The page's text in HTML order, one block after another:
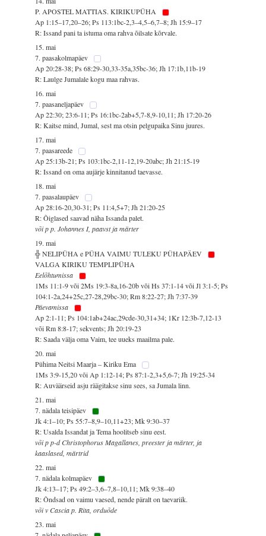
P. APOSTEL MATTIAS. KIRIKUPÜHA
Ap 1:15–17,20–26; Ps 113:1bc-2,3–4,5–6,7–8; Jh 15:9–17
R: Issand pani ta istuma oma rahva õilsate kõrvale.
15. mai
7. paasakolmapäev
Ap 20:28-38; Ps 68:29-30,33-35a,35bc-36; Jh 17:1b,11b-19
R: Laulge Jumalale kogu maa rahvas.
16. mai
7. paasaneljapäev
Ap 22:30; 23:6-11; Ps 16:1bc-2ab+5,7-8,9-10,11; Jh 17:20-26
R: Kaitse mind, Jumal, sest ma otsin pelgupaika Sinu juures.
17. mai
7. paasareede
Ap 25:13b-21; Ps 103:1bc-2,11-12,19-20abc; Jh 21:15-19
R: Issand on oma aujärje kinnitanud taevasse.
18. mai
7. paasalaupäev
Ap 28:16-20,30-31; Ps 11:4,5+7; Jh 21:20-25
R: Õiglased saavad näha Issanda palet.
või p p. Johannes I, paavst ja märter
19. mai
╬ NELIPÜHA e PÜHA VAIMU TULEKU PÜHAPÄEV
VALGA KIRIKU TEMPLIPÜHA
Eelõhtumissa
1Ms 11:1-9 või 2Ms 19:3-8a,16-20b või Hs 37:1-14 või Jl 3:1-5; Ps
104:1-2a,24+25c,27-28,29bc-30; Rm 8:22-27; Jh 7:37-39
Päevamissa
Ap 2:1-11; Ps 104:1ab+24ac,29cde-30,31+34; 1Kr 12:3b-7,12-13
või Rm 8:8-17; sekvents; Jh 20:19-23
R: Saada välja oma Vaim, tee uueks maailma pale.
20. mai
Pühima Neitsi Maarja – Kiriku Ema
1Ms 3:9-15,20 või Ap 1:12-14; Ps 87:1-2,3+5,6-7; Jh 19:25-34
R: Auväärseid asju räägitakse sinu sees, sa Jumala linn.
21. mai
7. nädala teisipäev
Jk 4:1–10; Ps 55:7–8,9–10,11+23; Mk 9:30–37
R: Usalda Issandat ja Tema hoolitseb sinu eest.
või p p-d Christophorus Magallanes, preester ja märter, ja
kaaslased, märtrid
22. mai
7. nädala kolmapäev
Jk 4:13–17; Ps 49:2–3,6–7,8–10,11; Mk 9:38–40
R: Õndsad on vaimu vaesed, nende päralt on taevariik.
või v Cascia p. Rita, orduõde
23. mai